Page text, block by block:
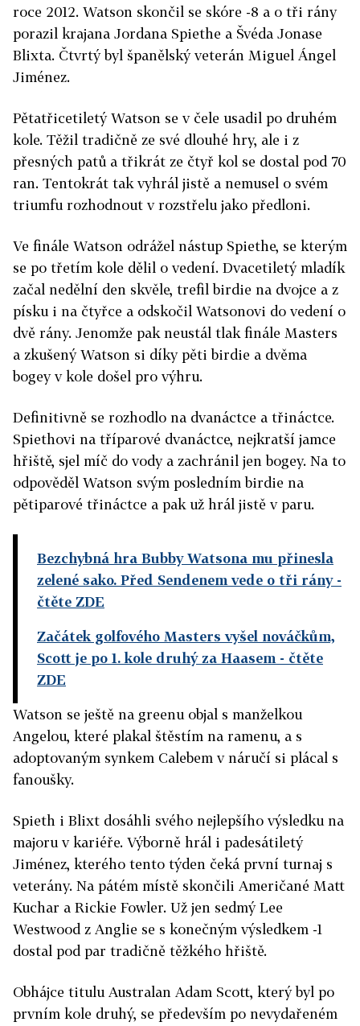
roce 2012. Watson skončil se skóre -8 a o tři rány
porazil krajana Jordana Spiethe a Švéda Jonase
Blixta. Čtvrtý byl španělský veterán Miguel Ángel
Jiménez.
Pětatřicetiletý Watson se v čele usadil po druhém
kole. Těžil tradičně ze své dlouhé hry, ale i z
přesných patů a třikrát ze čtyř kol se dostal pod 70
ran. Tentokrát tak vyhrál jistě a nemusel o svém
triumfu rozhodnout v rozstřelu jako předloni.
Ve finále Watson odrážel nástup Spiethe, se kterým
se po třetím kole dělil o vedení. Dvacetiletý mladík
začal nedělní den skvěle, trefil birdie na dvojce a z
písku i na čtyřce a odskočil Watsonovi do vedení o
dvě rány. Jenomže pak neustál tlak finále Masters
a zkušený Watson si díky pěti birdie a dvěma
bogey v kole došel pro výhru.
Definitivně se rozhodlo na dvanáctce a třináctce.
Spiethovi na tříparové dvanáctce, nejkratší jamce
hřiště, sjel míč do vody a zachránil jen bogey. Na to
odpověděl Watson svým posledním birdie na
pětiparové třináctce a pak už hrál jistě v paru.
Bezchybná hra Bubby Watsona mu přinesla
zelené sako. Před Sendenem vede o tři rány-
čtěte ZDE
Začátek golfového Masters vyšel nováčkům,
Scott je po 1. kole druhý za Haasem - čtěte
ZDE
Watson se ještě na greenu objal s manželkou
Angelou, které plakal štěstím na ramenu, a s
adoptovaným synkem Calebem v náručí si plácal s
fanoušky.
Spieth i Blixt dosáhli svého nejlepšího výsledku na
majoru v kariéře. Výborně hrál i padesátiletý
Jiménez, kterého tento týden čeká první turnaj s
veterány. Na pátém místě skončili Američané Matt
Kuchar a Rickie Fowler. Už jen sedmý Lee
Westwood z Anglie se s konečným výsledkem -1
dostal pod par tradičně těžkého hřiště.
Obhájce titulu Australan Adam Scott, který byl po
prvním kole druhý, se především po nevydařeném